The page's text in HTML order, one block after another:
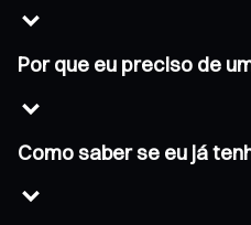
Por que eu preciso de
Como saber se eu já